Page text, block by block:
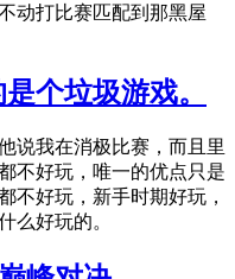
动打比赛匹配到那黑屋
个垃圾游戏。
说我在消极比赛，而且里
不好玩，唯一的优点只是
不好玩，新手时期好玩，
么好玩的。